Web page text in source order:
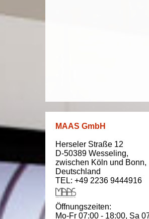
MAAS GmbH
Herseler Straße 12
D-50389 Wesseling,
zwischen Köln und Bonn,
Deutschland
TEL: +49 2236 9444916
Öffnungszeiten:
Mo-Fr 07:00 - 18:00, Sa